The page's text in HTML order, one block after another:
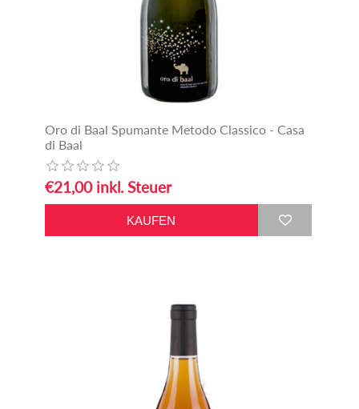
Oro di Baal Spumante Metodo Classico - Casa
di Baal
€21,00 inkl. Steuer